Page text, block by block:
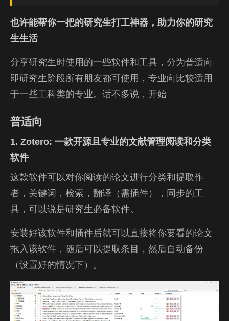
也许能帮你一把的研究生打工神器，助力你的研究
生生活
分享研究生时使用的一些软件和工具，分为普适向
即研究生阶段所有朋友都可使用，专业向比较适用
于一些工科类的专业。话不多说，开始
普适向
1. Zotero: 一款开源且专业的文献管理阅读和分类
软件
这款软件可以对你阅读的论文进行分类和提取作
者，关键词，检索，翻译（需插件），同步的工
具，可以说是研究生必备软件。
安装好该软件和插件后就可以直接将你要看的论文
拖入该软件，随后可以提取条目，然后自动备份
（设置好的情况下）。